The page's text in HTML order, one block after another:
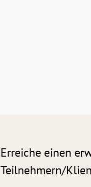
Erreiche einen
Teilnehmern/